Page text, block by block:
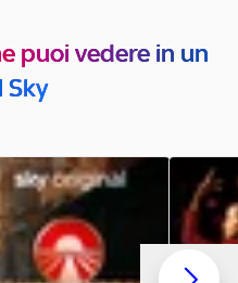
puoi vedere in un
Sky